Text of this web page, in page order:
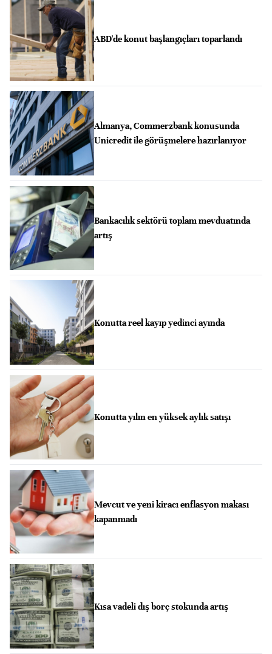
ABD'de konut başlangıçları toparlandı
Almanya, Commerzbank konusunda
Unicredit ile görüşmelere hazırlanıyor
Bankacılık sektörü toplam mevduatında
artış
Konutta reel kayıp yedinci ayında
Konutta yılın en yüksek aylık satışı
Mevcut ve yeni kiracı enflasyon makası
kapanmadı
Kısa vadeli dış borç stokunda artış